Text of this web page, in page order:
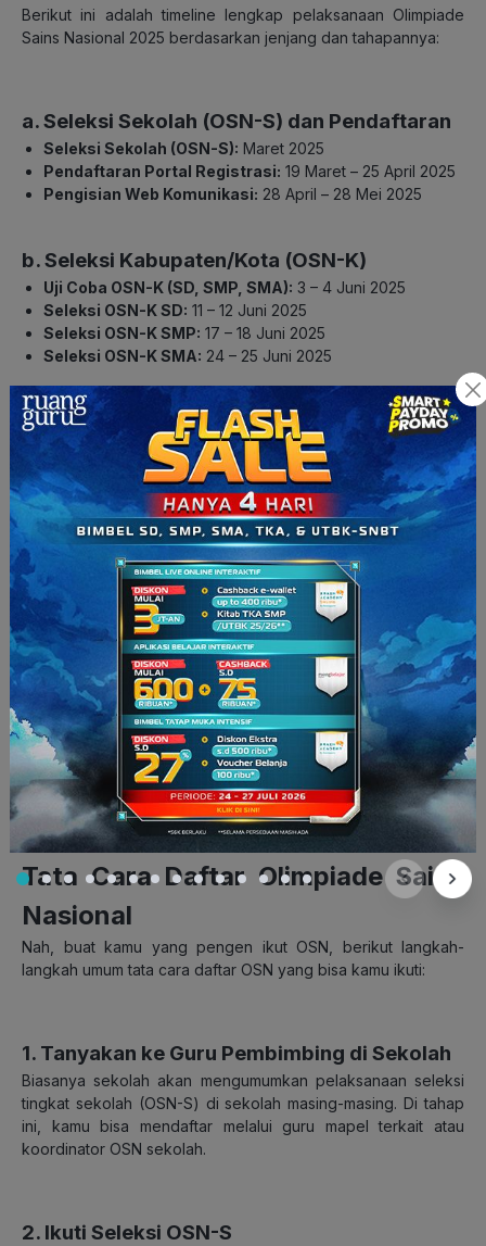
Berikut ini adalah timeline lengkap pelaksanaan Olimpiade
Sains Nasional 2025 berdasarkan jenjang dan tahapannya:
a. Seleksi Sekolah (OSN-S) dan Pendaftaran
Seleksi Sekolah (OSN-S): Maret 2025
Pendaftaran Portal Registrasi: 19 Maret – 25 April 2025
Pengisian Web Komunikasi: 28 April – 28 Mei 2025
b. Seleksi Kabupaten/Kota (OSN-K)
Uji Coba OSN-K (SD, SMP, SMA): 3 – 4 Juni 2025
Seleksi OSN-K SD: 11 – 12 Juni 2025
Seleksi OSN-K SMP: 17 – 18 Juni 2025
Seleksi OSN-K SMA: 24 – 25 Juni 2025
c. Seleksi Provinsi (OSN-P)
Uji Coba OSN-P (SD & SMP): 29 – 30 Juli 2025
Uji Coba OSN-P (SMA):13 – 14 Agustus 2025
Seleksi OSN-P SD:6 – 7 Agustus 2025
Seleksi OSN-P SMP:13 – 14 Agustus 2025
Seleksi OSN-P SMA:19 – 21 Agustus 2025
d. Seleksi Nasional (OSN)
Uji Coba Tingkat Nasional (SD, SMP, SMA):9 – 10
September 2025
Final OSN SD & SMP: 21 – 27 September 2025
Final OSN SMA:6 – 12 Oktober 2025
Catatan:
Tanggal dapat berubah sesuai kebijakan
Puspresnas.
Tata Cara Daftar Olimpiade Sains
Nasional
Nah, buat kamu yang pengen ikut OSN, berikut langkah-
langkah umum tata cara daftar OSN yang bisa kamu ikuti:
1. Tanyakan ke Guru Pembimbing di Sekolah
Biasanya sekolah akan mengumumkan pelaksanaan seleksi
tingkat sekolah (OSN-S) di sekolah masing-masing. Di tahap
ini, kamu bisa mendaftar melalui guru mapel terkait atau
koordinator OSN sekolah.
2. Ikuti Seleksi OSN-S